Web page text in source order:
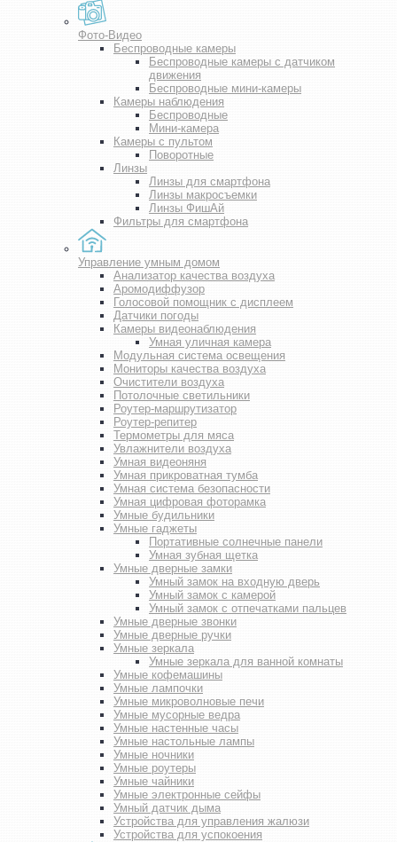
Фото-Видео
Беспроводные камеры
Беспроводные камеры с датчиком
движения
Беспроводные мини-камеры
Камеры наблюдения
Беспроводные
Мини-камера
Камеры с пультом
Поворотные
Линзы
Линзы для смартфона
Линзы макросъемки
Линзы ФишАй
Фильтры для смартфона
Управление умным домом
Анализатор качества воздуха
Аромодиффузор
Голосовой помощник с дисплеем
Датчики погоды
Камеры видеонаблюдения
Умная уличная камера
Модульная система освещения
Мониторы качества воздуха
Очистители воздуха
Потолочные светильники
Роутер-маршрутизатор
Роутер-репитер
Термометры для мяса
Увлажнители воздуха
Умная видеоняня
Умная прикроватная тумба
Умная система безопасности
Умная цифровая фоторамка
Умные будильники
Умные гаджеты
Портативные солнечные панели
Умная зубная щетка
Умные дверные замки
Умный замок на входную дверь
Умный замок с камерой
Умный замок с отпечатками пальцев
Умные дверные звонки
Умные дверные ручки
Умные зеркала
Умные зеркала для ванной комнаты
Умные кофемашины
Умные лампочки
Умные микроволновые печи
Умные мусорные ведра
Умные настенные часы
Умные настольные лампы
Умные ночники
Умные роутеры
Умные чайники
Умные электронные сейфы
Умный датчик дыма
Устройства для управления жалюзи
Устройства для успокоения